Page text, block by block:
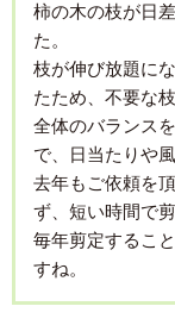
柿の木の枝が日
た。
枝が伸び放題に
たため、不要な
全体のバランス
で、日当たりや
去年もご依頼を
ず、短い時間で
毎年剪定するこ
すね。